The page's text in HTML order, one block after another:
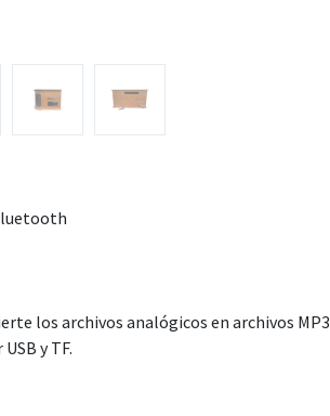
los archivos analógicos en archivos MP3
y TF.